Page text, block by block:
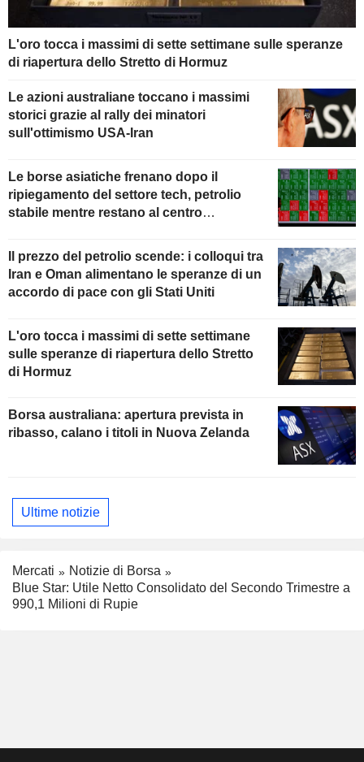
L'oro tocca i massimi di sette settimane sulle speranze
di riapertura dello Stretto di Hormuz
Le azioni australiane toccano i massimi
storici grazie al rally dei minatori
sull'ottimismo USA-Iran
Le borse asiatiche frenano dopo il
ripiegamento del settore tech, petrolio
stabile mentre restano al centro
Il prezzo del petrolio scende: i colloqui tra
Iran e Oman alimentano le speranze di un
accordo di pace con gli Stati Uniti
L'oro tocca i massimi di sette settimane
sulle speranze di riapertura dello Stretto
di Hormuz
Borsa australiana: apertura prevista in
ribasso, calano i titoli in Nuova Zelanda
Ultime notizie
Mercati
Notizie di Borsa
Blue Star: Utile Netto Consolidato del Secondo Trimestre a
990,1 Milioni di Rupie